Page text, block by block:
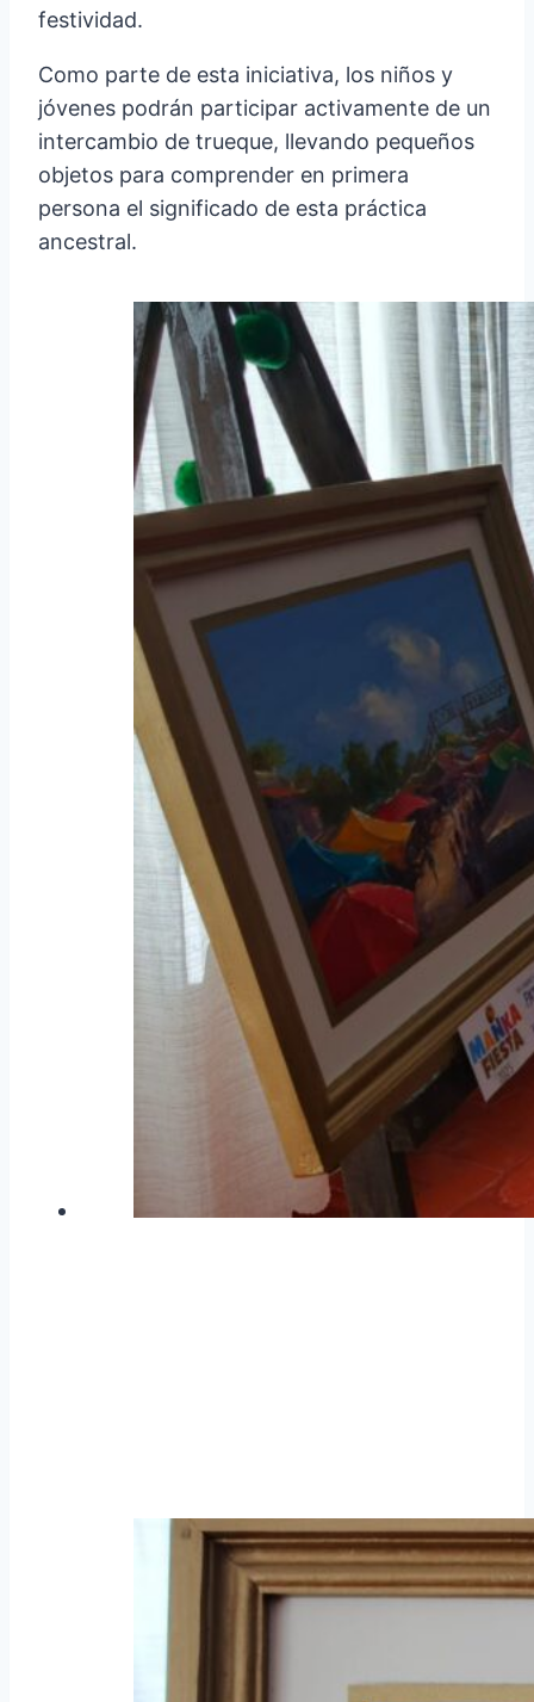
festividad.
Como parte de esta iniciativa, los niños y
jóvenes podrán participar activamente de un
intercambio de trueque, llevando pequeños
objetos para comprender en primera
persona el significado de esta práctica
ancestral.